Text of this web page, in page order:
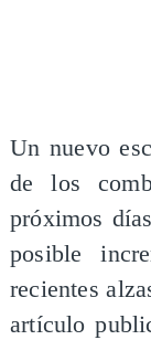
Un nuevo
de los
próximos
posible
recientes
artículo